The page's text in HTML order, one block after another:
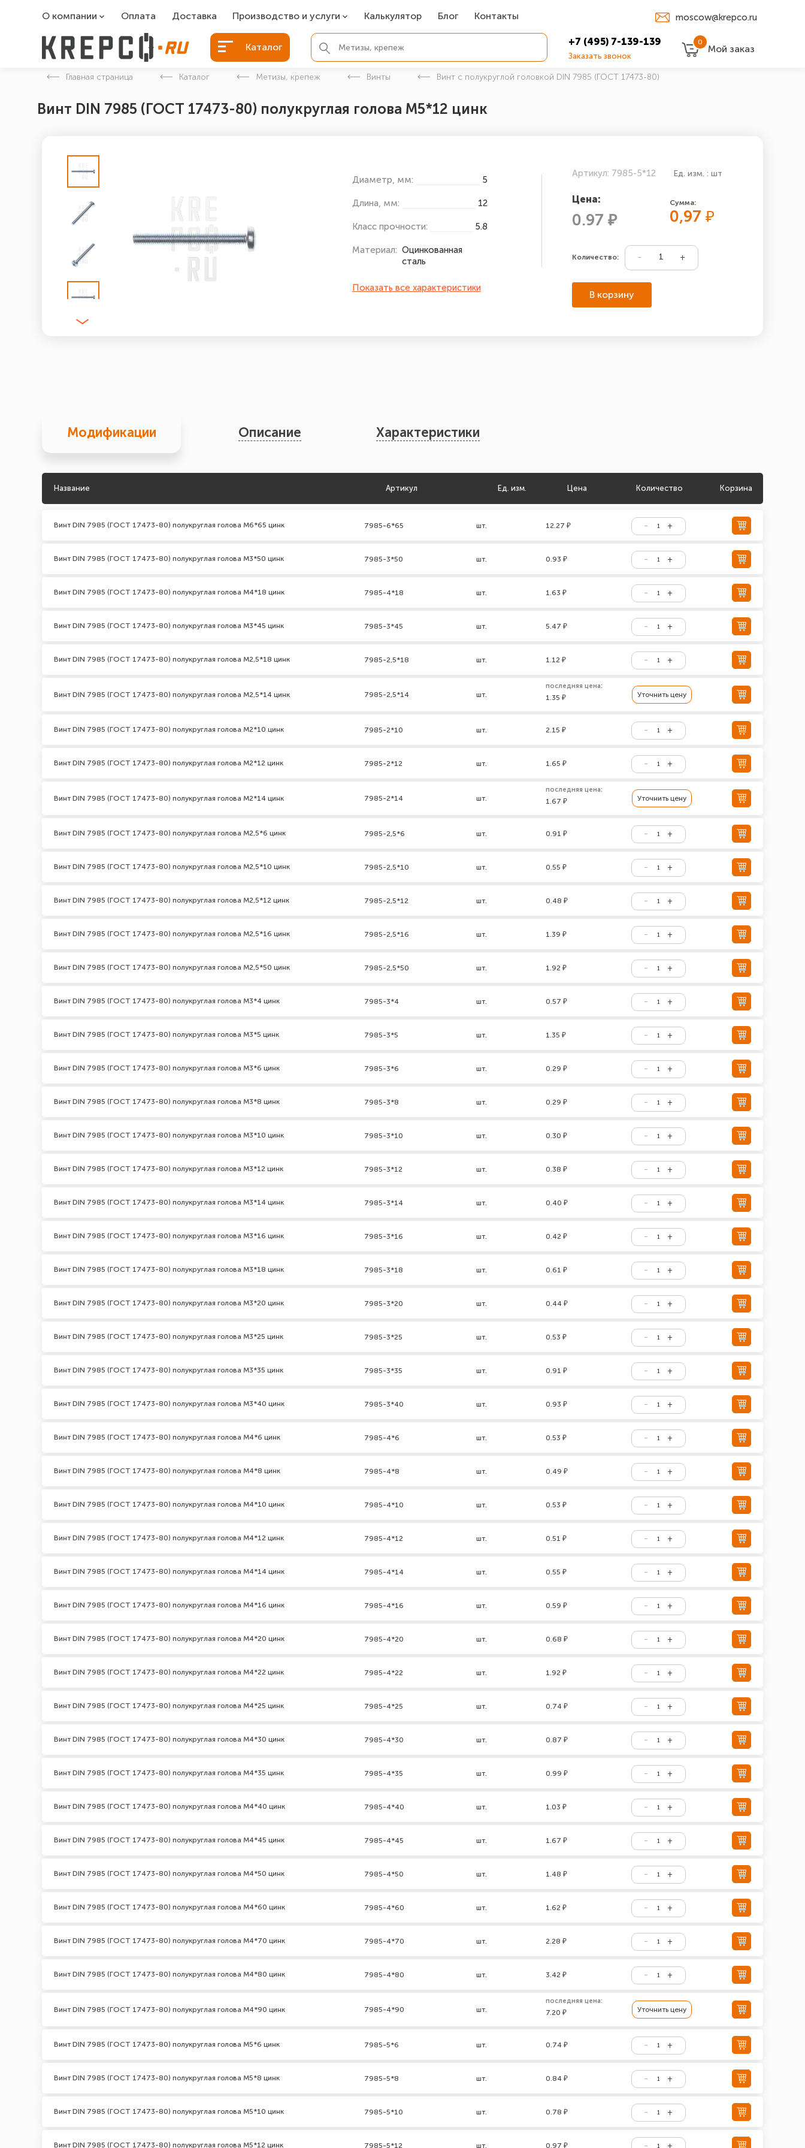
О компании
О компании
Оплата Доставка Производство и услуги
Болты БСР
Болты для фундамента
Закладные детали
Калькулятор Блог Контакты moscow@krepco.ru
Каталог +7 (495) 7-139-139
Заказать звонок
0
Мой заказ
Главная страница Каталог Метизы, крепеж Винты Винт с полукруглой головкой DIN 7985 (ГОСТ 17473-80)
Винт DIN 7985 (ГОСТ 17473-80) полукруглая голова М5*12 цинк
Диаметр, мм: 5
Длина, мм: 12
Класс прочности: 5.8
Материал: Оцинкованная
сталь
Показать все характеристики
Артикул: 7985-5*12 Ед. изм. : шт
Цена:
0.97 ₽
Сумма:
0,97₽
Количество:
В корзину
Модификации Описание Характеристики
Название Артикул Ед. изм. Цена Количество Корзина
Винт DIN 7985 (ГОСТ 17473-80) полукруглая голова М6*65 цинк 7985-6*65 шт. 12.27 ₽
Винт DIN 7985 (ГОСТ 17473-80) полукруглая голова М3*50 цинк 7985-3*50 шт. 0.93 ₽
Винт DIN 7985 (ГОСТ 17473-80) полукруглая голова М4*18 цинк 7985-4*18 шт. 1.63 ₽
Винт DIN 7985 (ГОСТ 17473-80) полукруглая голова М3*45 цинк 7985-3*45 шт. 5.47 ₽
Винт DIN 7985 (ГОСТ 17473-80) полукруглая голова М2,5*18 цинк 7985-2,5*18 шт. 1.12 ₽
Винт DIN 7985 (ГОСТ 17473-80) полукруглая голова М2,5*14 цинк 7985-2,5*14 шт.
последняя цена:
1.35 ₽ Уточнить цену
Винт DIN 7985 (ГОСТ 17473-80) полукруглая голова М2*10 цинк 7985-2*10 шт. 2.15 ₽
Винт DIN 7985 (ГОСТ 17473-80) полукруглая голова М2*12 цинк 7985-2*12 шт. 1.65 ₽
Винт DIN 7985 (ГОСТ 17473-80) полукруглая голова М2*14 цинк 7985-2*14 шт.
последняя цена:
1.67 ₽ Уточнить цену
Винт DIN 7985 (ГОСТ 17473-80) полукруглая голова М2,5*6 цинк 7985-2,5*6 шт. 0.91 ₽
Винт DIN 7985 (ГОСТ 17473-80) полукруглая голова М2,5*10 цинк 7985-2,5*10 шт. 0.55 ₽
Винт DIN 7985 (ГОСТ 17473-80) полукруглая голова М2,5*12 цинк 7985-2,5*12 шт. 0.48 ₽
Винт DIN 7985 (ГОСТ 17473-80) полукруглая голова М2,5*16 цинк 7985-2,5*16 шт. 1.39 ₽
Винт DIN 7985 (ГОСТ 17473-80) полукруглая голова М2,5*50 цинк 7985-2,5*50 шт. 1.92 ₽
Винт DIN 7985 (ГОСТ 17473-80) полукруглая голова М3*4 цинк 7985-3*4 шт. 0.57 ₽
Винт DIN 7985 (ГОСТ 17473-80) полукруглая голова М3*5 цинк 7985-3*5 шт. 1.35 ₽
Винт DIN 7985 (ГОСТ 17473-80) полукруглая голова М3*6 цинк 7985-3*6 шт. 0.29 ₽
Винт DIN 7985 (ГОСТ 17473-80) полукруглая голова М3*8 цинк 7985-3*8 шт. 0.29 ₽
Винт DIN 7985 (ГОСТ 17473-80) полукруглая голова М3*10 цинк 7985-3*10 шт. 0.30 ₽
Винт DIN 7985 (ГОСТ 17473-80) полукруглая голова М3*12 цинк 7985-3*12 шт. 0.38 ₽
Винт DIN 7985 (ГОСТ 17473-80) полукруглая голова М3*14 цинк 7985-3*14 шт. 0.40 ₽
Винт DIN 7985 (ГОСТ 17473-80) полукруглая голова М3*16 цинк 7985-3*16 шт. 0.42 ₽
Винт DIN 7985 (ГОСТ 17473-80) полукруглая голова М3*18 цинк 7985-3*18 шт. 0.61 ₽
Винт DIN 7985 (ГОСТ 17473-80) полукруглая голова М3*20 цинк 7985-3*20 шт. 0.44 ₽
Винт DIN 7985 (ГОСТ 17473-80) полукруглая голова М3*25 цинк 7985-3*25 шт. 0.53 ₽
Винт DIN 7985 (ГОСТ 17473-80) полукруглая голова М3*35 цинк 7985-3*35 шт. 0.91 ₽
Винт DIN 7985 (ГОСТ 17473-80) полукруглая голова М3*40 цинк 7985-3*40 шт. 0.93 ₽
Винт DIN 7985 (ГОСТ 17473-80) полукруглая голова М4*6 цинк 7985-4*6 шт. 0.53 ₽
Винт DIN 7985 (ГОСТ 17473-80) полукруглая голова М4*8 цинк 7985-4*8 шт. 0.49 ₽
Винт DIN 7985 (ГОСТ 17473-80) полукруглая голова М4*10 цинк 7985-4*10 шт. 0.53 ₽
Винт DIN 7985 (ГОСТ 17473-80) полукруглая голова М4*12 цинк 7985-4*12 шт. 0.51 ₽
Винт DIN 7985 (ГОСТ 17473-80) полукруглая голова М4*14 цинк 7985-4*14 шт. 0.55 ₽
Винт DIN 7985 (ГОСТ 17473-80) полукруглая голова М4*16 цинк 7985-4*16 шт. 0.59 ₽
Винт DIN 7985 (ГОСТ 17473-80) полукруглая голова М4*20 цинк 7985-4*20 шт. 0.68 ₽
Винт DIN 7985 (ГОСТ 17473-80) полукруглая голова М4*22 цинк 7985-4*22 шт. 1.92 ₽
Винт DIN 7985 (ГОСТ 17473-80) полукруглая голова М4*25 цинк 7985-4*25 шт. 0.74 ₽
Винт DIN 7985 (ГОСТ 17473-80) полукруглая голова М4*30 цинк 7985-4*30 шт. 0.87 ₽
Винт DIN 7985 (ГОСТ 17473-80) полукруглая голова М4*35 цинк 7985-4*35 шт. 0.99 ₽
Винт DIN 7985 (ГОСТ 17473-80) полукруглая голова М4*40 цинк 7985-4*40 шт. 1.03 ₽
Винт DIN 7985 (ГОСТ 17473-80) полукруглая голова М4*45 цинк 7985-4*45 шт. 1.67 ₽
Винт DIN 7985 (ГОСТ 17473-80) полукруглая голова М4*50 цинк 7985-4*50 шт. 1.48 ₽
Винт DIN 7985 (ГОСТ 17473-80) полукруглая голова М4*60 цинк 7985-4*60 шт. 1.62 ₽
Винт DIN 7985 (ГОСТ 17473-80) полукруглая голова М4*70 цинк 7985-4*70 шт. 2.28 ₽
Винт DIN 7985 (ГОСТ 17473-80) полукруглая голова М4*80 цинк 7985-4*80 шт. 3.42 ₽
Винт DIN 7985 (ГОСТ 17473-80) полукруглая голова М4*90 цинк 7985-4*90 шт.
последняя цена:
7.20 ₽ Уточнить цену
Винт DIN 7985 (ГОСТ 17473-80) полукруглая голова М5*6 цинк 7985-5*6 шт. 0.74 ₽
Винт DIN 7985 (ГОСТ 17473-80) полукруглая голова М5*8 цинк 7985-5*8 шт. 0.84 ₽
Винт DIN 7985 (ГОСТ 17473-80) полукруглая голова М5*10 цинк 7985-5*10 шт. 0.78 ₽
Винт DIN 7985 (ГОСТ 17473-80) полукруглая голова М5*12 цинк 7985-5*12 шт. 0.97 ₽